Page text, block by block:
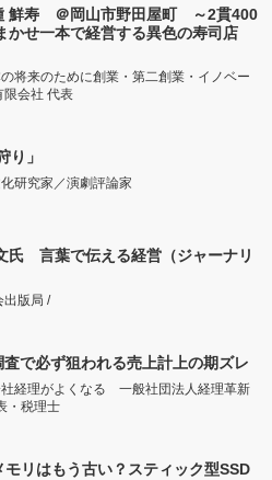
鮮寿 ＠岡山市野田屋町 ～2貫400
かせ一本で経営する異色の寿司店
将来のために創業・第二創業・イノベー
限会社 代表
」
研究家／演劇評論家
氏 言葉で伝える経営（ジャーナリ
出版局 /
で必ず狙われる売上計上の期ズレ
社経理がよくなる 一般社団法人経理革新
・税理士
リはもう古い？スティック型SSD